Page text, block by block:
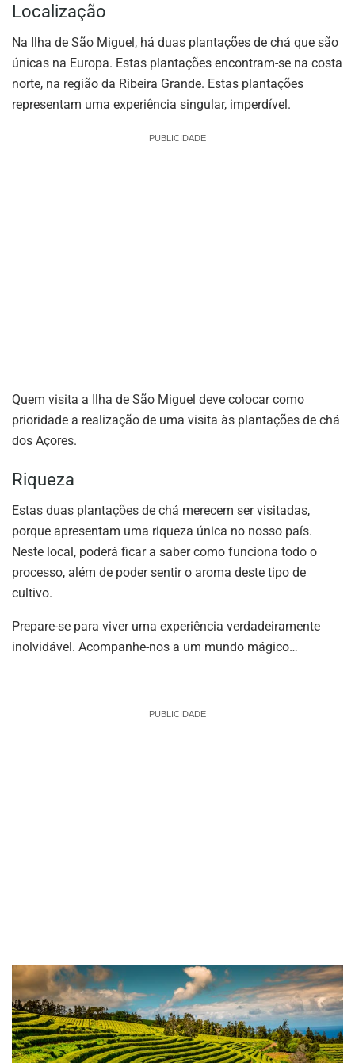
Localização
Na Ilha de São Miguel, há duas plantações de chá que são
únicas na Europa. Estas plantações encontram-se na costa
norte, na região da Ribeira Grande. Estas plantações
representam uma experiência singular, imperdível.
PUBLICIDADE
Quem visita a Ilha de São Miguel deve colocar como
prioridade a realização de uma visita às plantações de chá
dos Açores.
Riqueza
Estas duas plantações de chá merecem ser visitadas,
porque apresentam uma riqueza única no nosso país.
Neste local, poderá ficar a saber como funciona todo o
processo, além de poder sentir o aroma deste tipo de
cultivo.
Prepare-se para viver uma experiência verdadeiramente
inolvidável. Acompanhe-nos a um mundo mágico…
PUBLICIDADE